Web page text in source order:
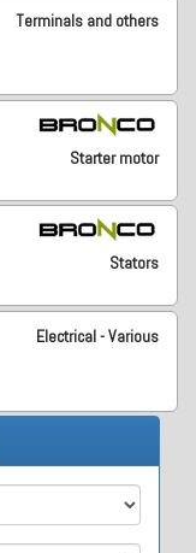
Terminals and others
Starter motor
Stators
Electrical - Various